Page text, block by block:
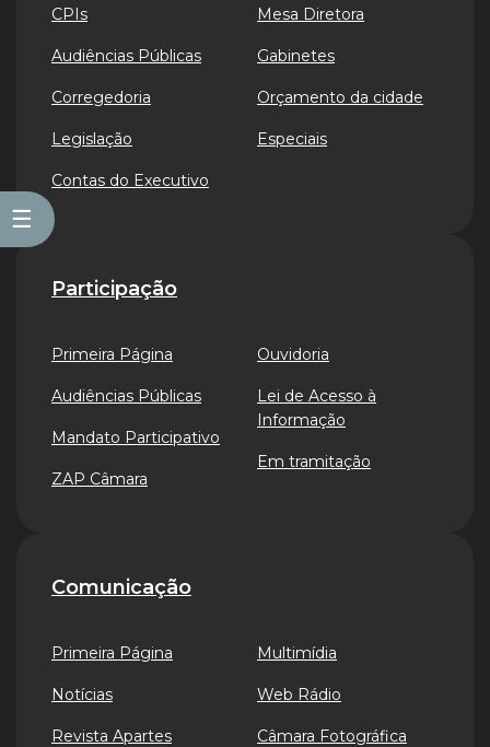
☰
CPIs
Audiências Públicas
Corregedoria
Legislação
Contas do Executivo
Mesa Diretora
Gabinetes
Orçamento da cidade
Especiais
Participação
Primeira Página
Audiências Públicas
Mandato Participativo
ZAP Câmara
Ouvidoria
Lei de Acesso à
Informação
Em tramitação
Comunicação
Primeira Página
Notícias
Revista Apartes
Multimídia
Web Rádio
Câmara Fotográfica